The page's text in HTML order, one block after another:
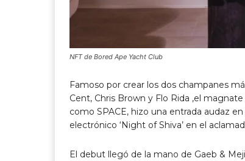
NFT de Bored Ape Yacht Club
Famoso por crear los dos champanes
Cent, Chris Brown y Flo Rida ,el
como SPACE, hizo una entrada audaz
electrónico ‘Night of Shiva’ en el
El debut llegó de la mano de Gaeb &